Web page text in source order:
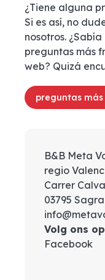
¿Tiene alguna
Si es así, no
nosotros.
preguntas más
web? Quizá
preguntas
B&B Meta
regio
Carrer
03795 Sagra
Volg ons
Facebook